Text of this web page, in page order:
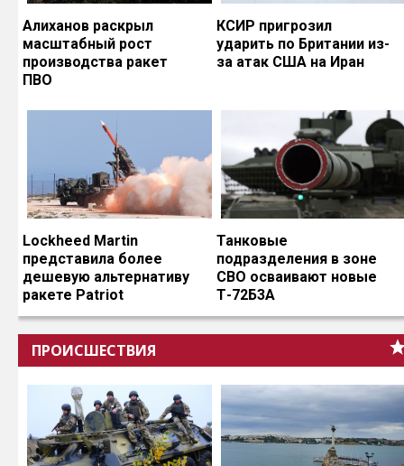
Алиханов раскрыл
масштабный рост
производства ракет
ПВО
КСИР пригрозил
ударить по Британии из-
за атак США на Иран
Lockheed Martin
представила более
дешевую альтернативу
ракете Patriot
Танковые
подразделения в зоне
СВО осваивают новые
Т-72Б3А
ПРОИСШЕСТВИЯ